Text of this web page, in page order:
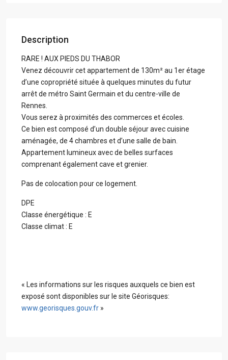
Description
RARE ! AUX PIEDS DU THABOR
Venez découvrir cet appartement de 130m² au 1er étage
d’une copropriété située à quelques minutes du futur
arrêt de métro Saint Germain et du centre-ville de
Rennes.
Vous serez à proximités des commerces et écoles.
Ce bien est composé d’un double séjour avec cuisine
aménagée, de 4 chambres et d’une salle de bain.
Appartement lumineux avec de belles surfaces
comprenant également cave et grenier.
Pas de colocation pour ce logement.
DPE
Classe énergétique : E
Classe climat : E
« Les informations sur les risques auxquels ce bien est
exposé sont disponibles sur le site Géorisques:
www.georisques.gouv.fr »